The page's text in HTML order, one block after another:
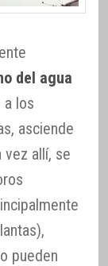
del agua
a los
asciende
vez allí, se
pueden